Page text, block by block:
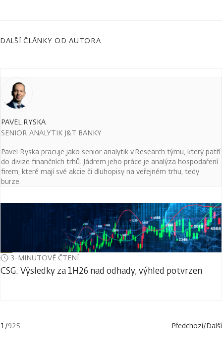
DALŠÍ ČLÁNKY OD AUTORA
PAVEL RYSKA
SENIOR ANALYTIK J&T BANKY
Pavel Ryska pracuje jako senior analytik v Research týmu, který patří
do divize finančních trhů. Jádrem jeho práce je analýza hospodaření
firem, které mají své akcie či dluhopisy na veřejném trhu, tedy
burze.
3-MINUTOVÉ ČTENÍ
CSG: Výsledky za 1H26 nad odhady, výhled potvrzen
1/925 Předchozí/Další